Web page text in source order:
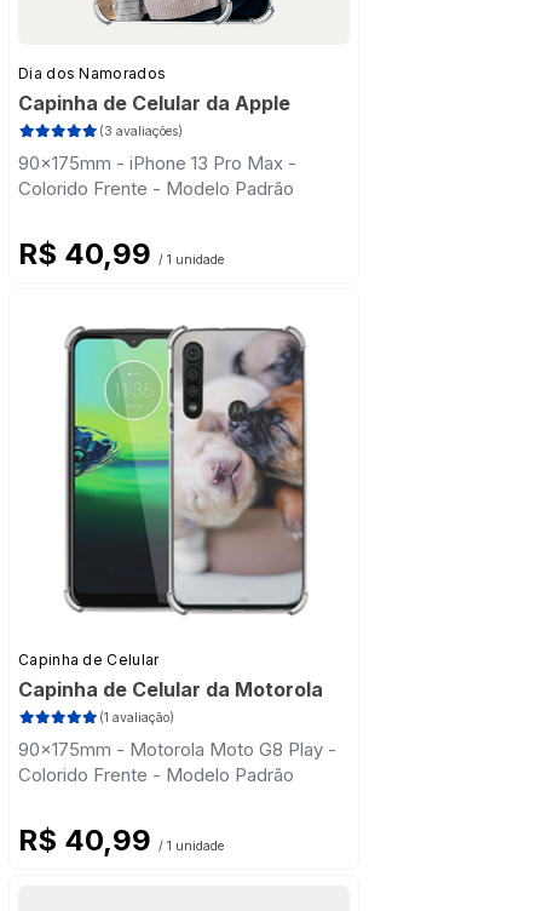
Dia dos Namorados
Capinha de Celular da Apple
(3 avaliações)
90x175mm - iPhone 13 Pro Max -
Colorido Frente - Modelo Padrão
R$ 40,99 / 1 unidade
Capinha de Celular
Capinha de Celular da Motorola
(1 avaliação)
90x175mm - Motorola Moto G8 Play -
Colorido Frente - Modelo Padrão
R$ 40,99 / 1 unidade